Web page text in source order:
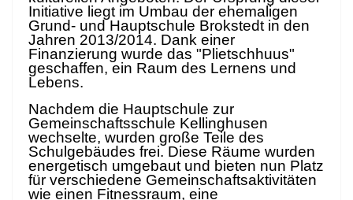
Initiative liegt im Umbau der ehemaligen
Grund- und Hauptschule Brokstedt in den
Jahren 2013/2014. Dank einer
Finanzierung wurde das "Plietschhuus"
geschaffen, ein Raum des Lernens und
Lebens.
Nachdem die Hauptschule zur
Gemeinschaftsschule Kellinghusen
wechselte, wurden große Teile des
Schulgebäudes frei. Diese Räume wurden
energetisch umgebaut und bieten nun Platz
für verschiedene Gemeinschaftsaktivitäten
wie einen Fitnessraum, eine